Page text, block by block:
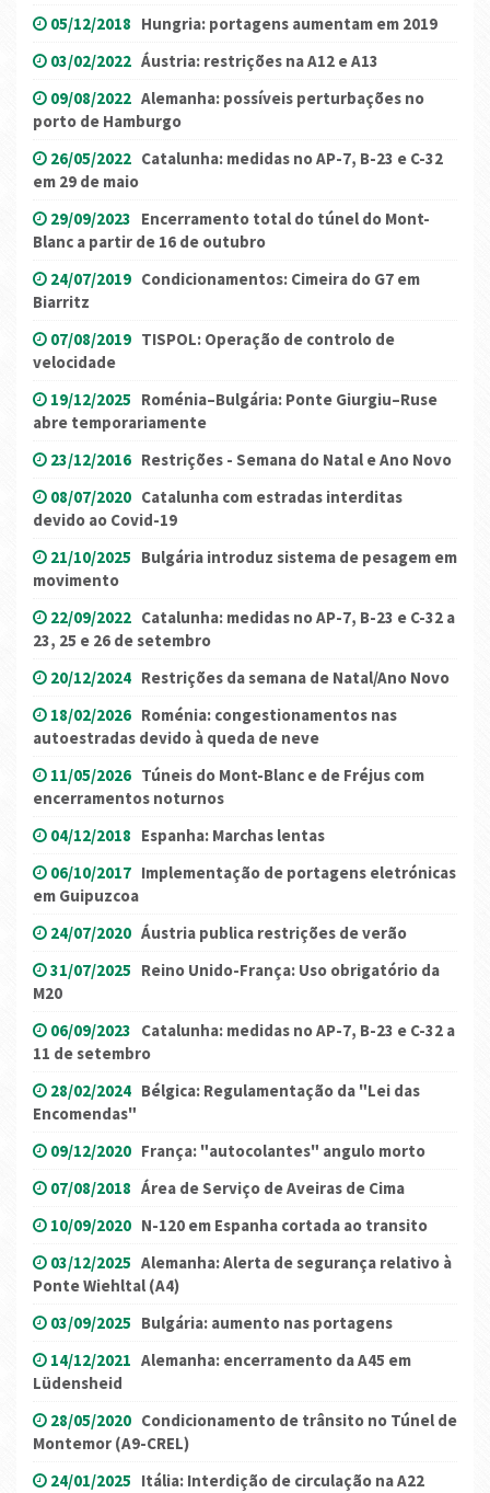
05/12/2018 Hungria: portagens aumentam em 2019
03/02/2022 Áustria: restrições na A12 e A13
09/08/2022 Alemanha: possíveis perturbações no
porto de Hamburgo
26/05/2022 Catalunha: medidas no AP-7, B-23 e C-32
em 29 de maio
29/09/2023 Encerramento total do túnel do Mont-
Blanc a partir de 16 de outubro
24/07/2019 Condicionamentos: Cimeira do G7 em
Biarritz
07/08/2019 TISPOL: Operação de controlo de
velocidade
19/12/2025 Roménia–Bulgária: Ponte Giurgiu–Ruse
abre temporariamente
23/12/2016 Restrições - Semana do Natal e Ano Novo
08/07/2020 Catalunha com estradas interditas
devido ao Covid-19
21/10/2025 Bulgária introduz sistema de pesagem em
movimento
22/09/2022 Catalunha: medidas no AP-7, B-23 e C-32 a
23, 25 e 26 de setembro
20/12/2024 Restrições da semana de Natal/Ano Novo
18/02/2026 Roménia: congestionamentos nas
autoestradas devido à queda de neve
11/05/2026 Túneis do Mont-Blanc e de Fréjus com
encerramentos noturnos
04/12/2018 Espanha: Marchas lentas
06/10/2017 Implementação de portagens eletrónicas
em Guipuzcoa
24/07/2020 Áustria publica restrições de verão
31/07/2025 Reino Unido-França: Uso obrigatório da
M20
06/09/2023 Catalunha: medidas no AP-7, B-23 e C-32 a
11 de setembro
28/02/2024 Bélgica: Regulamentação da "Lei das
Encomendas"
09/12/2020 França: "autocolantes" angulo morto
07/08/2018 Área de Serviço de Aveiras de Cima
10/09/2020 N-120 em Espanha cortada ao transito
03/12/2025 Alemanha: Alerta de segurança relativo à
Ponte Wiehltal (A4)
03/09/2025 Bulgária: aumento nas portagens
14/12/2021 Alemanha: encerramento da A45 em
Lüdensheid
28/05/2020 Condicionamento de trânsito no Túnel de
Montemor (A9-CREL)
24/01/2025 Itália: Interdição de circulação na A22